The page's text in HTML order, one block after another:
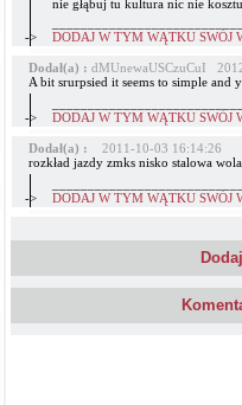
nie głąbuj tu kultura nic nie
->
DODAJ W TYM WĄTKU SWÓJ
Dodał(a) : dMUnewaUSCzuCuI
A bit srurpsied it seems to simple and
->
DODAJ W TYM WĄTKU SWÓJ
Dodał(a) :
2011-10-03 16:14:26
rozkład jazdy zmks nisko stalowa
->
DODAJ W TYM WĄTKU SWÓJ